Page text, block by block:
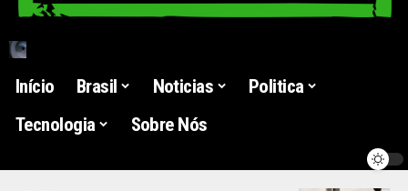
Início Brasil Noticias
Politica
Tecnologia
Sobre Nós